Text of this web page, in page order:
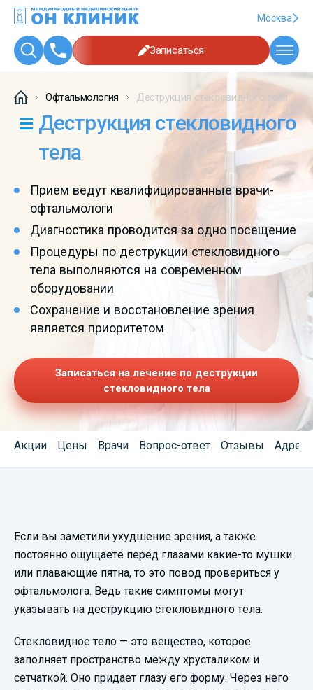
Москва
Записаться
Офтальмология Деструкция стекловидного тела
Деструкция стекловидного
тела
Прием ведут квалифицированные врачи-
офтальмологи
Диагностика проводится за одно посещение
Процедуры по деструкции стекловидного
тела выполняются на современном
оборудовании
Сохранение и восстановление зрения
является приоритетом
Записаться на лечение по деструкции
стекловидного тела
Акции Цены Врачи Вопрос-ответ Отзывы
видеопрезентацию
Если вы заметили ухудшение зрения, а также
постоянно ощущаете перед глазами какие-то мушки
или плавающие пятна, то это повод провериться у
офтальмолога. Ведь такие симптомы могут
указывать на деструкцию стекловидного тела.
Стекловидное тело — это вещество, которое
заполняет пространство между хрусталиком и
сетчаткой. Оно придает глазу его форму. Через него